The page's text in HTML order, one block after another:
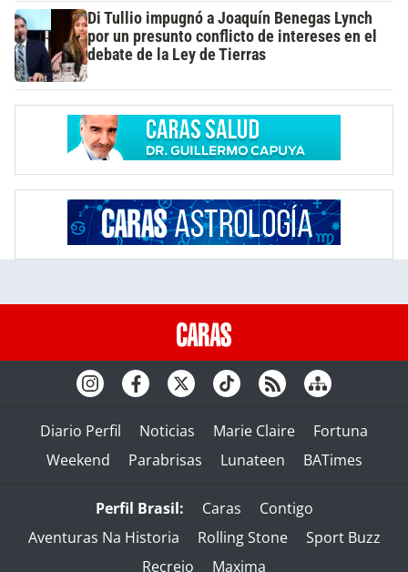
Di Tullio impugnó a Joaquín Benegas Lynch
por un presunto conflicto de intereses en el
debate de la Ley de Tierras
Diario Perfil Noticias Marie Claire
Fortuna
Weekend
Parabrisas Lunateen BATimes
Perfil Brasil: Caras
Contigo
Aventuras Na Historia
Rolling Stone
Sport Buzz
Recreio
Maxima